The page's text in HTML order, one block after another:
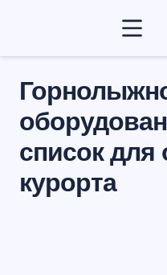
список для
курорта